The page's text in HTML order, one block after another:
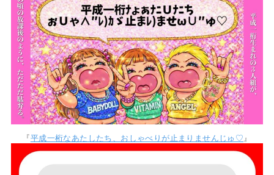
『平成一桁なあたしたち、おしゃべりが止まりませんじゅ♡ 』